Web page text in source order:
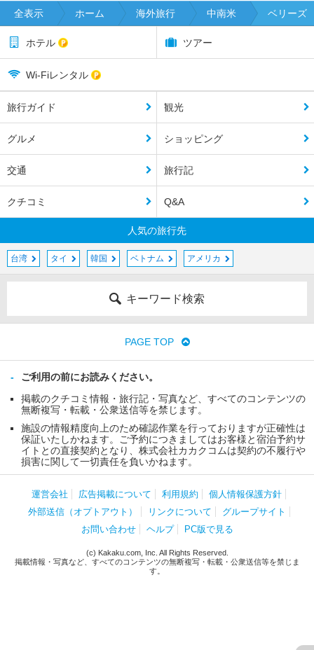
全表示 ホーム 海外旅行 中南米 ベリーズ
ホテル ツアー
Wi-Fiレンタル
旅行ガイド 観光
グルメ ショッピング
交通 旅行記
クチコミ Q&A
人気の旅行先
台湾 タイ 韓国 ベトナム アメリカ
キーワード検索
PAGE TOP
ご利用の前にお読みください。
掲載のクチコミ情報・旅行記・写真など、すべてのコンテンツの
無断複写・転載・公衆送信等を禁じます。
施設の情報精度向上のため確認作業を行っておりますが正確性は
保証いたしかねます。ご予約につきましてはお客様と宿泊予約サ
イトとの直接契約となり、株式会社カカクコムは契約の不履行や
損害に関して一切責任を負いかねます。
運営会社 広告掲載について 利用規約
個人情報保護方針
外部送信（オプトアウト）
リンクについて
グループサイト
お問い合わせ
ヘルプ PC版で見る
(c) Kakaku.com, Inc. All Rights Reserved.
掲載情報・写真など、すべてのコンテンツの無断複写・転載・公衆送信等を禁じま
す。